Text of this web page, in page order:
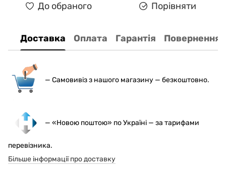
До обраного Порівняти
Доставка Оплата Гарантія Повернення
— Самовивіз з нашого магазину — безкоштовно.
— «Новою поштою» по Україні — за тарифами
перевізника.
Більше інформації про доставку